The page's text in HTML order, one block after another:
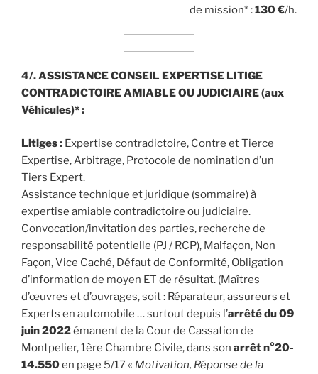
de mission* :130€/h.
4/. ASSISTANCE CONSEIL EXPERTISE LITIGE
CONTRADICTOIRE AMIABLE OU JUDICIAIRE (aux
Véhicules)* :
Litiges : Expertise contradictoire, Contre et Tierce
Expertise, Arbitrage, Protocole de nomination d’un
Tiers Expert.
Assistance technique et juridique (sommaire) à
expertise amiable contradictoire ou judiciaire.
Convocation/invitation des parties, recherche de
responsabilité potentielle (PJ / RCP), Malfaçon, Non
Façon, Vice Caché, Défaut de Conformité, Obligation
d’information de moyen ET de résultat. (Maîtres
d’œuvres et d’ouvrages, soit : Réparateur, assureurs et
Experts en automobile … surtout depuis l’arrêté du 09
juin 2022émanent de la Cour de Cassation de
Montpelier, 1ère Chambre Civile, dans son arrêt n°20-
14.550en page 5/17 « Motivation, Réponse de la